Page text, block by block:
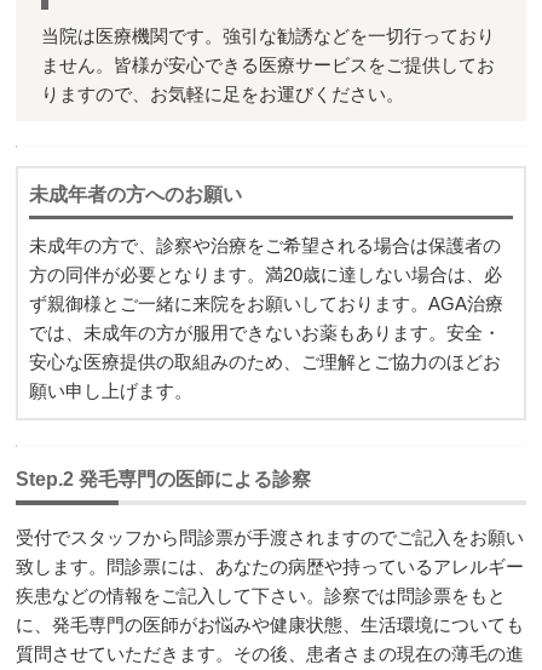
当院は医療機関です。強引な勧誘などを一切行っており
ません。皆様が安心できる医療サービスをご提供してお
りますので、お気軽に足をお運びください。
未成年者の方へのお願い
未成年の方で、診察や治療をご希望される場合は保護者の
方の同伴が必要となります。満20歳に達しない場合は、必
ず親御様とご一緒に来院をお願いしております。AGA治療
では、未成年の方が服用できないお薬もあります。安全・
安心な医療提供の取組みのため、ご理解とご協力のほどお
願い申し上げます。
Step.2 発毛専門の医師による診察
受付でスタッフから問診票が手渡されますのでご記入をお願い
致します。問診票には、あなたの病歴や持っているアレルギー
疾患などの情報をご記入して下さい。診察では問診票をもと
に、発毛専門の医師がお悩みや健康状態、生活環境についても
質問させていただきます。その後、患者さまの現在の薄毛の進